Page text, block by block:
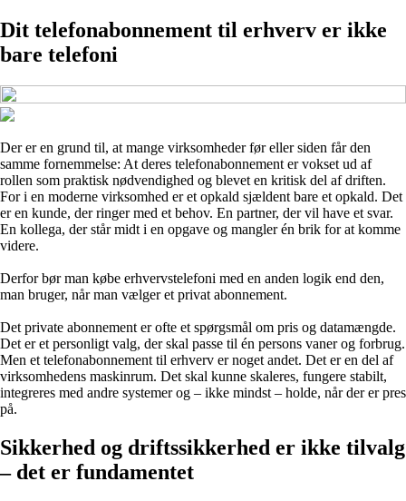
Dit telefonabonnement til erhverv er ikke
bare telefoni
Der er en grund til, at mange virksomheder før eller siden får den
samme fornemmelse: At deres telefonabonnement er vokset ud af
rollen som praktisk nødvendighed og blevet en kritisk del af driften.
For i en moderne virksomhed er et opkald sjældent bare et opkald. Det
er en kunde, der ringer med et behov. En partner, der vil have et svar.
En kollega, der står midt i en opgave og mangler én brik for at komme
videre.
Derfor bør man købe erhvervstelefoni med en anden logik end den,
man bruger, når man vælger et privat abonnement.
Det private abonnement er ofte et spørgsmål om pris og datamængde.
Det er et personligt valg, der skal passe til én persons vaner og forbrug.
Men et telefonabonnement til erhverv er noget andet. Det er en del af
virksomhedens maskinrum. Det skal kunne skaleres, fungere stabilt,
integreres med andre systemer og – ikke mindst – holde, når der er pres
på.
Sikkerhed og driftssikkerhed er ikke tilvalg
– det er fundamentet